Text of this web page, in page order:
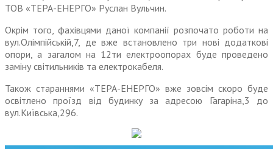
ТОВ «ТЕРА-ЕНЕРГО» Руслан Вульчин.
Окрім того, фахівцями даної компанії розпочато роботи на
вул.Олімпійській,7, де вже встановлено три нові додаткові
опори, а загалом на 12ти електроопорах буде проведено
заміну світильників та електрокабеля.
Також стараннями «ТЕРА-ЕНЕРГО» вже зовсім скоро буде
освітлено проїзд від будинку за адресою Гагаріна,3 до
вул.Київська,296.